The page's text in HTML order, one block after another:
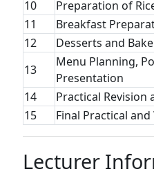
10
Preparation of
11
Breakfast
12
Desserts and
13
Menu Planning,
Presentation
14
Practical Revision
15
Final Practical
Lecturer